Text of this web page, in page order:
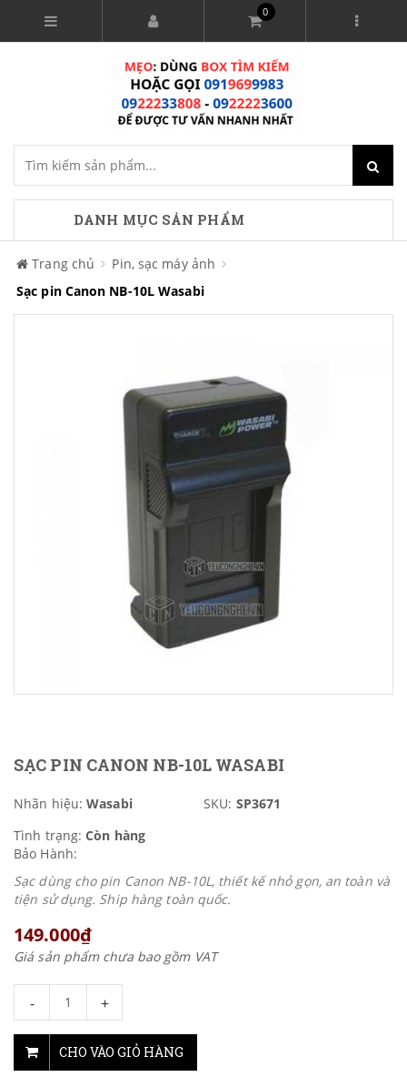
0
DANH MỤC SẢN PHẨM
Trang chủ
Pin, sạc máy ảnh
Sạc pin Canon NB-10L Wasabi
SẠC PIN CANON NB-10L WASABI
Nhãn hiệu: Wasabi SKU: SP3671
Tình trạng: Còn hàng
Bảo Hành:
Sạc dùng cho pin Canon NB-10L, thiết kế nhỏ gọn, an toàn và
tiện sử dụng. Ship hàng toàn quốc.
149.000₫
Giá sản phẩm chưa bao gồm VAT
- +
CHO VÀO GIỎ HÀNG